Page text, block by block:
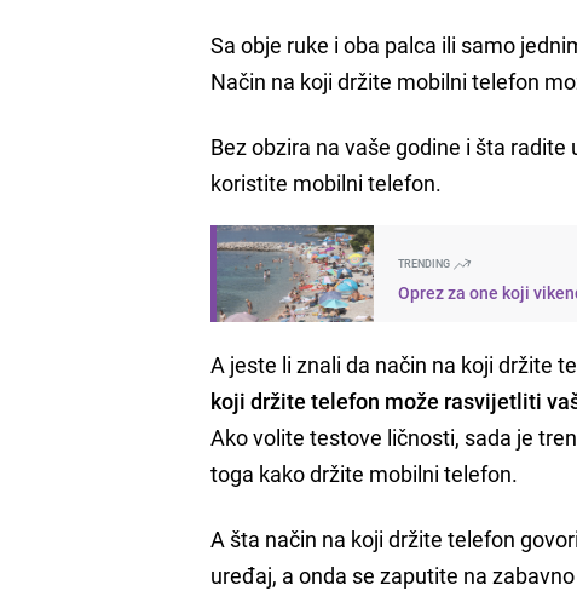
Sa obje ruke i oba palca ili samo
Način na koji držite mobilni telefon
Bez obzira na vaše godine i šta
koristite mobilni telefon.
TRENDING
Oprez za one koji
A jeste li znali da način na koji držite
koji držite telefon može rasvijetliti
Ako volite testove ličnosti, sada je
toga kako držite mobilni telefon.
A šta način na koji držite telefon
uređaj, a onda se zaputite na